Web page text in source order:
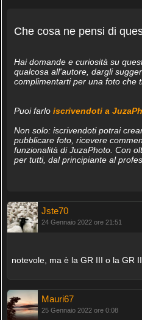
Che cosa ne pensi di
Hai domande e curiosità su
qualcosa all'autore, dargli
complimentarti per una foto che
Puoi farlo iscrivendoti a
Non solo: iscrivendoti potrai
pubblicare foto, ricevere
funzionalità di JuzaPhoto. Con
per tutti, dal principiante al
Jste70
24 Gennaio 2022 ore 21:51
notevole, ma è la GR III o la GR
Mauri67
25 Gennaio 2022 ore 0:08